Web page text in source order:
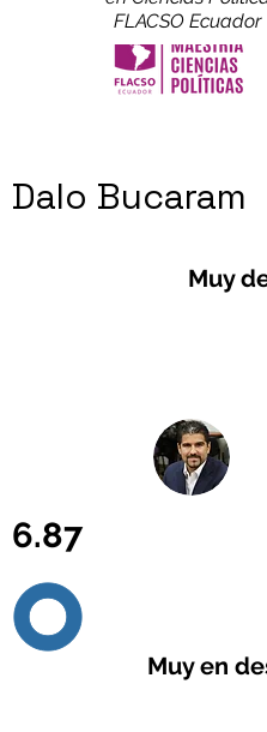
FLACSO Ecuador
Dalo Bucaram
Muy
6.87
Muy en